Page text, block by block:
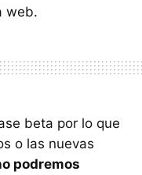
web.
beta por lo que
o las nuevas
podremos